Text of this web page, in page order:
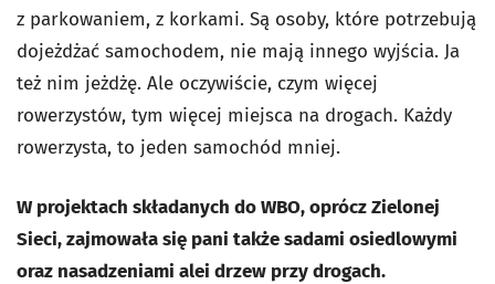
z parkowaniem, z korkami. Są osoby, które potrzebują
dojeżdżać samochodem, nie mają innego wyjścia. Ja
też nim jeżdżę. Ale oczywiście, czym więcej
rowerzystów, tym więcej miejsca na drogach. Każdy
rowerzysta, to jeden samochód mniej.
W projektach składanych do WBO, oprócz Zielonej
Sieci, zajmowała się pani także sadami osiedlowymi
oraz nasadzeniami alei drzew przy drogach.